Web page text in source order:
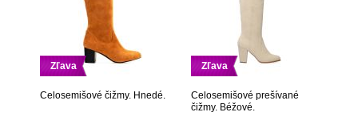
Zľava
Celosemišové čižmy. Hnedé.
Zľava
Celosemišové prešívané
čižmy. Béžové.